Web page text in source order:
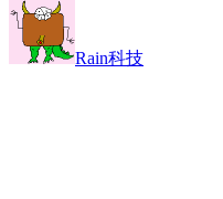
Rain科技